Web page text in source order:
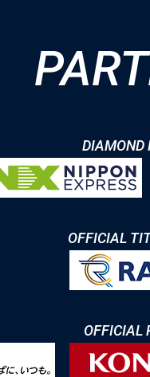
DIAMOND
OFFICIAL
OFFICIAL